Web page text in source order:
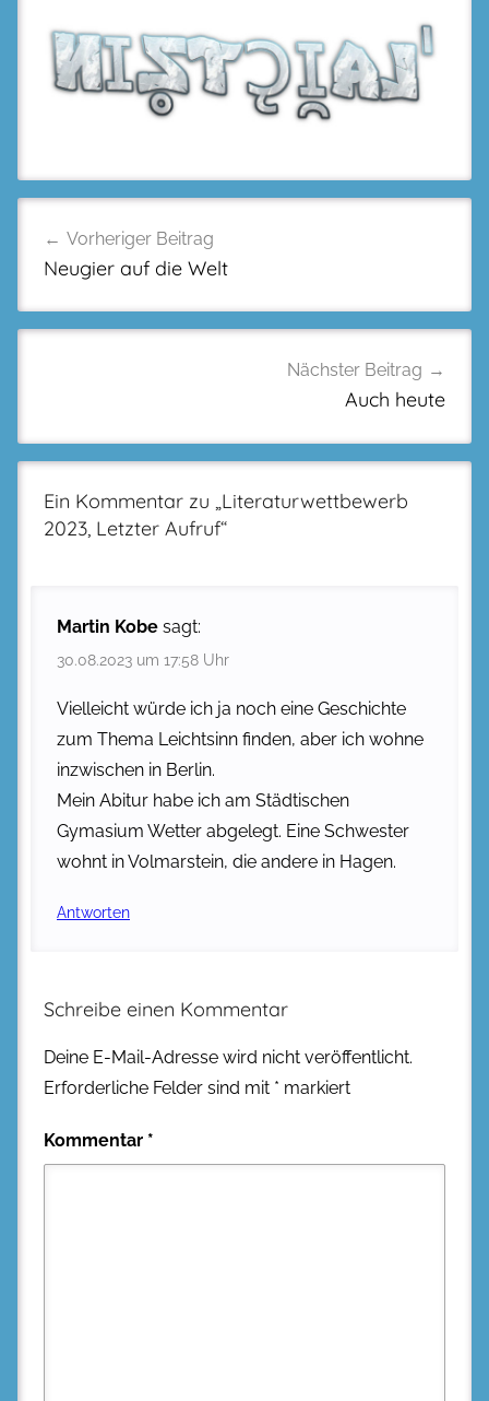
Vorheriger Beitrag
Neugier auf die Welt
Nächster Beitrag
Auch heute
Ein Kommentar zu „Literaturwettbewerb
2023, Letzter Aufruf“
Martin Kobe sagt:
30.08.2023 um 17:58 Uhr
Vielleicht würde ich ja noch eine Geschichte
zum Thema Leichtsinn finden, aber ich wohne
inzwischen in Berlin.
Mein Abitur habe ich am Städtischen
Gymasium Wetter abgelegt. Eine Schwester
wohnt in Volmarstein, die andere in Hagen.
Antworten
Schreibe einen Kommentar
Deine E-Mail-Adresse wird nicht veröffentlicht.
Erforderliche Felder sind mit * markiert
Kommentar *